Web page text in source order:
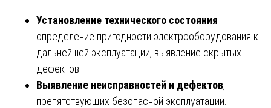
Установление технического состояния —
определение пригодности электрооборудования к
дальнейшей эксплуатации, выявление скрытых
дефектов.
Выявление неисправностей и дефектов,
препятствующих безопасной эксплуатации.